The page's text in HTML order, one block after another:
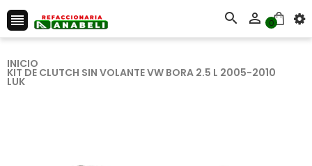
   0
INICIO
KIT DE CLUTCH SIN VOLANTE VW BORA 2.5 L 2005-2010
LUK